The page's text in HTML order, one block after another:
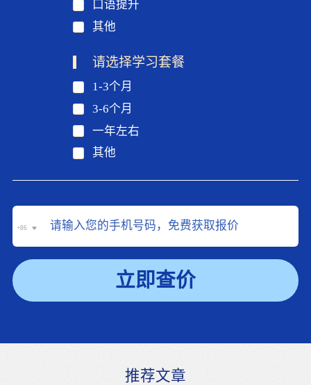
口语提升
其他
请选择学习套餐
1-3个月
3-6个月
一年左右
其他
+86
立即查价
推荐文章